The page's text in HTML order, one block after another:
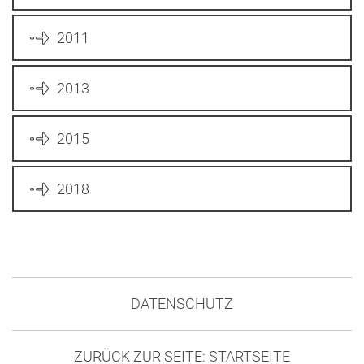
2011
2013
2015
2018
DATENSCHUTZ
ZURÜCK ZUR SEITE: STARTSEITE